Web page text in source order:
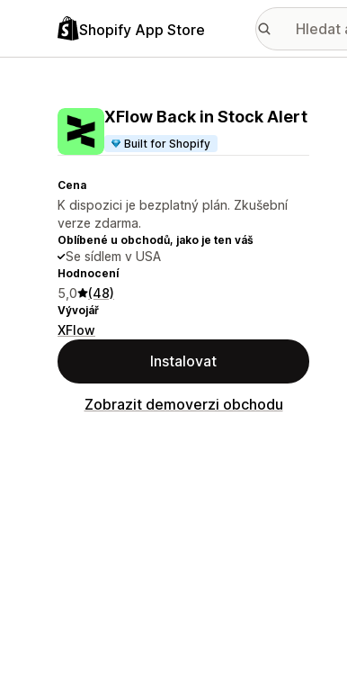
Shopify App Store
XFlow Back in Stock Alert
Built for Shopify
Cena
K dispozici je bezplatný plán. Zkušební
verze zdarma.
Oblíbené u obchodů, jako je ten váš
Se sídlem v USA
Hodnocení
5,0 (48)
Vývojář
XFlow
Instalovat
Zobrazit demoverzi obchodu